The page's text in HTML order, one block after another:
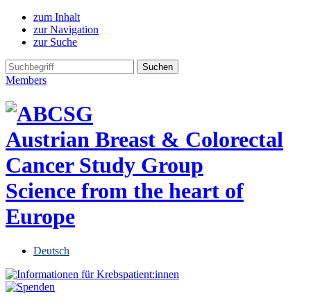
zum Inhalt
zur Navigation
zur Suche
Members
Austrian Breast & Colorectal
Cancer Study Group
Science from the heart of
Europe
Deutsch